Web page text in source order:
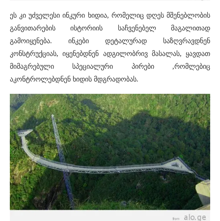
ეს კი უძველესი ინკური ხიდია, რომელიც დღეს მშენებლობის
განვითარების ისტორიის საჩვენებელ მაგალითად
გამოიყენება. ინკები დეტალურად საზღვრავდნენ
კონსტრუქციას, იყენებდნენ ადგილობრივ მასალას, ყავდათ
მიმაგრებული სპეციალური პირები ,რომლებიც
აკონტროლებდნენ ხიდის მდგრადობას.